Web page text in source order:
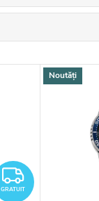
GRATUIT
GRATUIT
Noutăți